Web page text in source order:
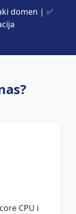
domen | ✅
CPU i